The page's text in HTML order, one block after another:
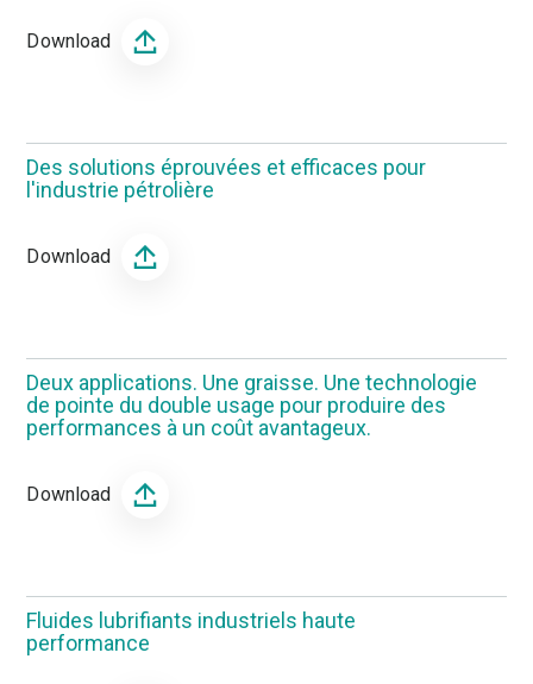
Download
Des solutions éprouvées et efficaces pour
l'industrie pétrolière
Download
Deux applications. Une graisse. Une technologie
de pointe du double usage pour produire des
performances à un coût avantageux.
Download
Fluides lubrifiants industriels haute
performance